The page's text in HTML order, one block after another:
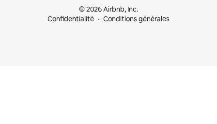
© 2026 Airbnb, Inc.
Confidentialité
Conditions générales